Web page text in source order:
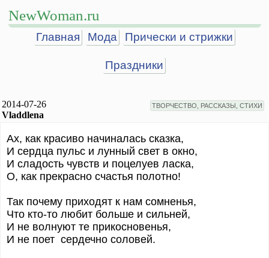
NewWoman.ru
Главная Мода Прически и стрижки
Праздники
2014-07-26
Vladdlena
ТВОРЧЕСТВО, РАССКАЗЫ, СТИХИ
Ах, как красиво начиналась сказка,
И сердца пульс и лунный свет в окно,
И сладость чувств и поцелуев ласка,
О, как прекрасно счастья полотно!
Так почему приходят к нам сомненья,
Что кто-то любит больше и сильней,
И не волнуют те прикосновенья,
И не поет сердечно соловей.